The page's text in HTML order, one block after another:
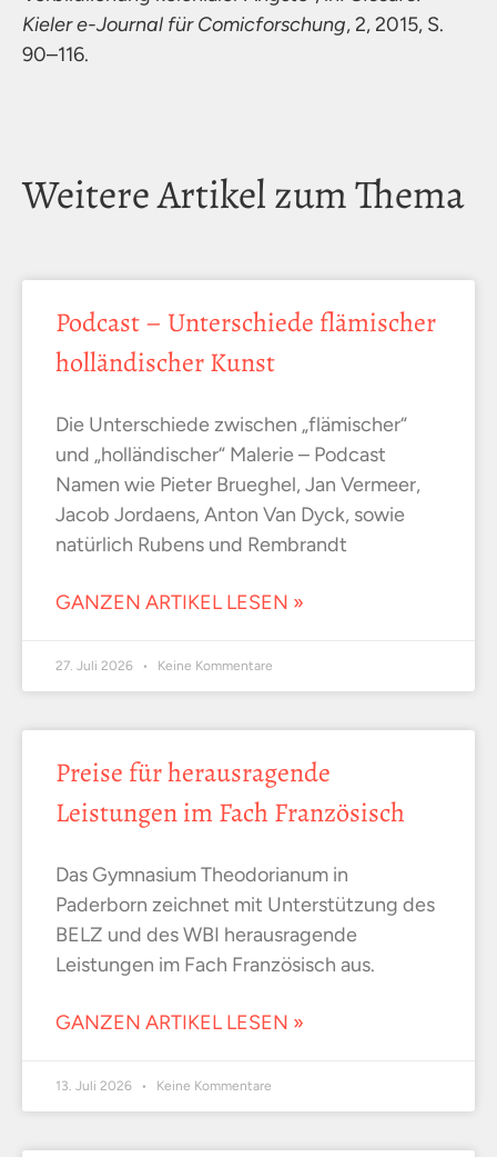
Kieler e-Journal für Comicforschung, 2, 2015, S.
90–116.
Weitere Artikel zum Thema
Podcast – Unterschiede flämischer
holländischer Kunst
Die Unterschiede zwischen „flämischer“
und „holländischer“ Malerie – Podcast
Namen wie Pieter Brueghel, Jan Vermeer,
Jacob Jordaens, Anton Van Dyck, sowie
natürlich Rubens und Rembrandt
GANZEN ARTIKEL LESEN »
27. Juli 2026 Keine Kommentare
Preise für herausragende
Leistungen im Fach Französisch
Das Gymnasium Theodorianum in
Paderborn zeichnet mit Unterstützung des
BELZ und des WBI herausragende
Leistungen im Fach Französisch aus.
GANZEN ARTIKEL LESEN »
13. Juli 2026 Keine Kommentare